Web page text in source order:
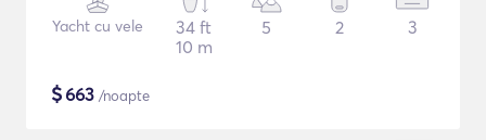
Yacht cu vele
34 ft
10 m
5 2 3
$663 /noapte